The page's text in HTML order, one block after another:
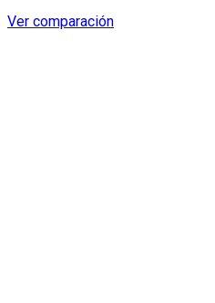
Ver comparación